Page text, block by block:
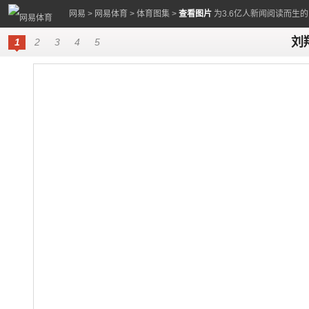
网易 > 网易体育 > 体育图集 > 查看图片 为3.6亿人新闻阅读而生
1 2 3 4 5 刘